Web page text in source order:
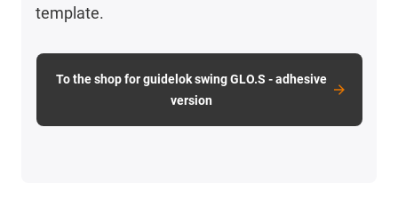
template.
To the shop for guidelok swing GLO.S - adhesive
version